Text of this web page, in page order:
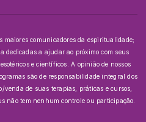
maiores comunicadores da espiritualidade;
dedicadas a ajudar ao próximo com seus
e científicos.A opinião de nossos
são de responsabilidade integral dos
venda de suas terapias, práticas e cursos,
não tem nenhum controle ou participação.